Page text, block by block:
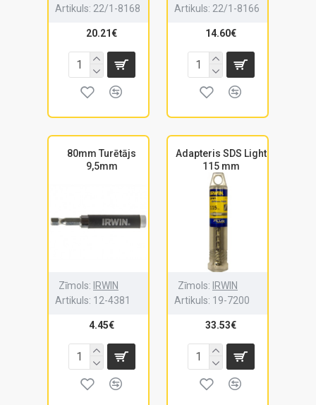
Artikuls: 22/1-8168
20.21€
Artikuls: 22/1-8166
14.60€
80mm Turētājs
9,5mm
Zīmols: IRWIN
Artikuls: 12-4381
4.45€
Adapteris SDS Light
115 mm
Zīmols: IRWIN
Artikuls: 19-7200
33.53€